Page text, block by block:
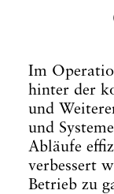
Im
hinter der
und
und
Abläufe
verbessert
Betrieb zu